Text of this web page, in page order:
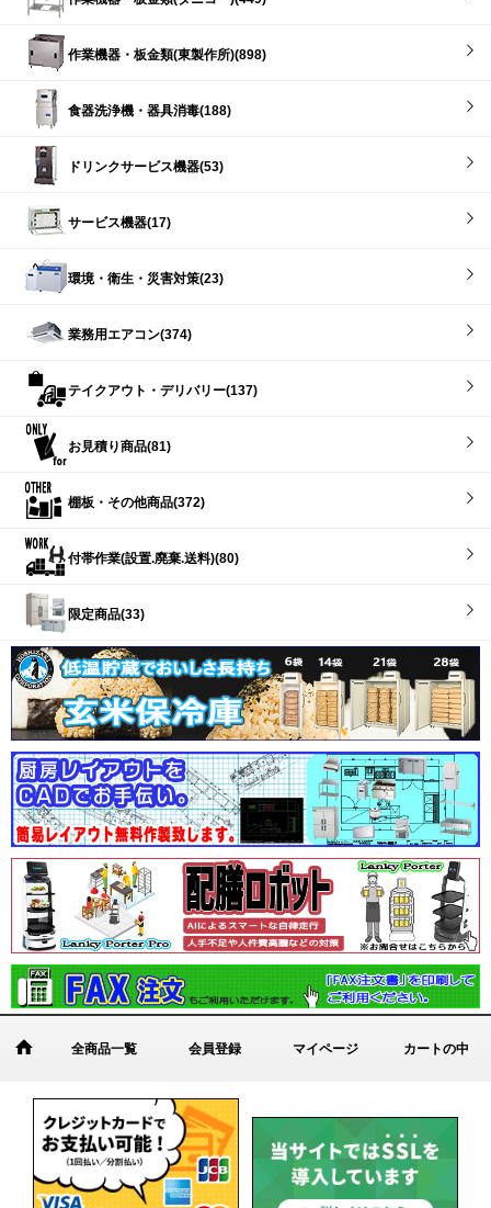
作業機器・板金類(東製作所)(898)
食器洗浄機・器具消毒(188)
ドリンクサービス機器(53)
サービス機器(17)
環境・衛生・災害対策(23)
業務用エアコン(374)
テイクアウト・デリバリー(137)
お見積り商品(81)
棚板・その他商品(372)
付帯作業(設置.廃棄.送料)(80)
限定商品(33)
全商品一覧 会員登録 マイページ カートの中